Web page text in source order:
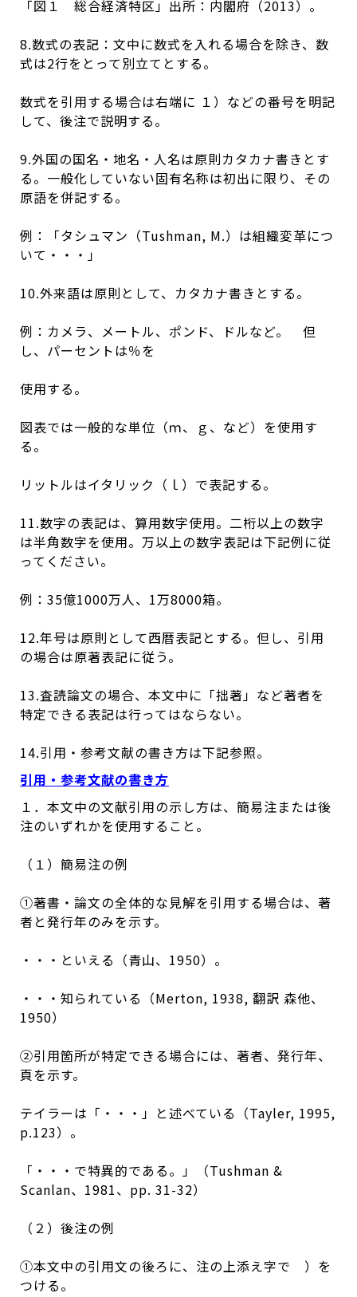
「図１ 総合経済特区」出所：内閣府（2013）。
8.数式の表記：文中に数式を入れる場合を除き、数
式は2行をとって別立てとする。
数式を引用する場合は右端に １）などの番号を明記
して、後注で説明する。
9.外国の国名・地名・人名は原則カタカナ書きとす
る。一般化していない固有名称は初出に限り、その
原語を併記する。
例：「タシュマン（Tushman, M.）は組織変革につ
いて・・・」
10.外来語は原則として、カタカナ書きとする。
例：カメラ、メートル、ポンド、ドルなど。 但
し、パーセントは％を
使用する。
図表では一般的な単位（ｍ、ｇ、など）を使用す
る。
リットルはイタリック（ｌ）で表記する。
11.数字の表記は、算用数字使用。二桁以上の数字
は半角数字を使用。万以上の数字表記は下記例に従
ってください。
例：35億1000万人、1万8000箱。
12.年号は原則として西暦表記とする。但し、引用
の場合は原著表記に従う。
13.査読論文の場合、本文中に「拙著」など著者を
特定できる表記は行ってはならない。
14.引用・参考文献の書き方は下記参照。
引用・参考文献の書き方
１．本文中の文献引用の示し方は、簡易注または後
注のいずれかを使用すること。
（１）簡易注の例
①著書・論文の全体的な見解を引用する場合は、著
者と発行年のみを示す。
・・・といえる（青山、1950）。
・・・知られている（Merton, 1938, 翻訳 森他、
1950）
②引用箇所が特定できる場合には、著者、発行年、
頁を示す。
テイラーは「・・・」と述べている（Tayler, 1995,
p.123）。
「・・・で特異的である。」（Tushman &
Scanlan、1981、pp. 31-32）
（２）後注の例
①本文中の引用文の後ろに、注の上添え字で ）を
つける。